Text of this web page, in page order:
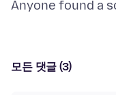
모든 댓글 (3)